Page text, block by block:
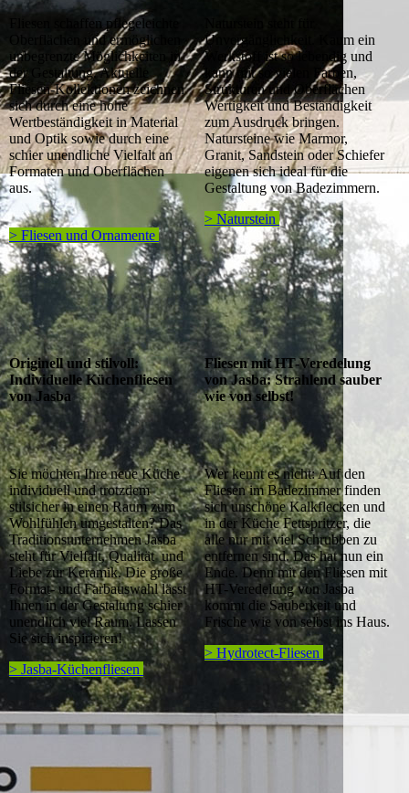
Fliesen schaffen pflegeleichte
Oberflächen und ermöglichen
unbegrenzte Möglichkeiten in
der Gestaltung. Aktuelle
Fliesen-Kollektionen zeichnen
sich durch eine hohe
Wertbeständigkeit in Material
und Optik sowie durch eine
schier unendliche Vielfalt an
Formaten und Oberflächen
aus.
> Fliesen und Ornamente
Unvergänglichkeit. Kaum ein
Werkstoff ist so lebendig und
kann mit so vielen Farben,
Strukturen und Oberflächen
Wertigkeit und Beständigkeit
zum Ausdruck bringen.
Natursteine wie Marmor,
Granit, Sandstein oder Schiefer
eigenen sich ideal für die
Gestaltung von Badezimmern.
> Naturstein
Originell und stilvoll:
Individuelle Küchenfliesen
von Jasba
Fliesen mit HT-Veredelung
von Jasba: Strahlend sauber
wie von selbst!
Sie möchten Ihre neue Küche
individuell und trotzdem
stilsicher in einen Raum zum
Wohlfühlen umgestalten? Das
Traditionsunternehmen Jasba
steht für Vielfalt, Qualität und
Liebe zur Keramik. Die große
Format- und Farbauswahl lässt
Ihnen in der Gestaltung schier
unendlich viel Raum. Lassen
Sie sich inspirieren!
> Jasba-Küchenfliesen
Wer kennt es nicht: Auf den
Fliesen im Badezimmer finden
sich unschöne Kalkflecken und
in der Küche Fettspritzer, die
alle nur mit viel Schrubben zu
entfernen sind. Das hat nun ein
Ende. Denn mit den Fliesen mit
HT-Veredelung von Jasba
kommt die Sauberkeit und
Frische wie von selbst ins Haus.
> Hydrotect-Fliesen